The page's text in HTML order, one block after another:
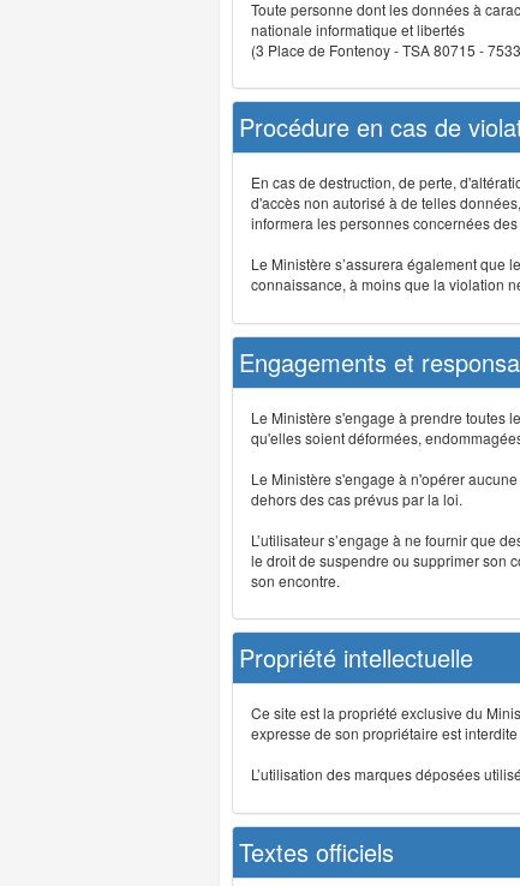
Toute personne dont les données à
nationale informatique et libertés
(3 Place de Fontenoy - TSA 80715 -
Procédure en cas de
En cas de destruction, de perte,
d'accès non autorisé à de telles
informera les personnes concernées
Le Ministère s’assurera également que
connaissance, à moins que la violation
Engagements et
Le Ministère s'engage à prendre toutes
qu'elles soient déformées,
Le Ministère s'engage à n'opérer
dehors des cas prévus par la loi.
L’utilisateur s’engage à ne fournir que
le droit de suspendre ou supprimer son
son encontre.
Propriété intellectuelle
Ce site est la propriété exclusive du
expresse de son propriétaire est
L’utilisation des marques déposées
Textes officiels